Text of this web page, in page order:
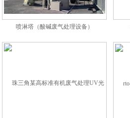
喷淋塔（酸碱废气处理设备）